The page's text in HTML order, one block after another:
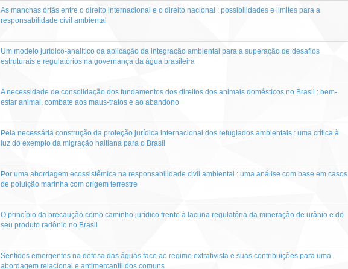
As manchas órfãs entre o direito internacional e o direito nacional : possibilidades e limites para a
responsabilidade civil ambiental
Um modelo jurídico-analítico da aplicação da integração ambiental para a superação de desafios
estruturais e regulatórios na governança da água brasileira
A necessidade de consolidação dos fundamentos dos direitos dos animais domésticos no Brasil : bem-
estar animal, combate aos maus-tratos e ao abandono
Pela necessária construção da proteção jurídica internacional dos refugiados ambientais : uma crítica à
luz do exemplo da migração haitiana para o Brasil
Por uma abordagem ecossistêmica na responsabilidade civil ambiental : uma análise com base em casos
de poluição marinha com origem terrestre
O princípio da precaução como caminho jurídico frente à lacuna regulatória da mineração de urânio e do
seu produto radônio no Brasil
Sentidos emergentes na defesa das águas face ao regime extrativista e suas contribuições para uma
abordagem relacional e antimercantil dos comuns